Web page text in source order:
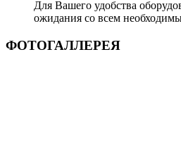
Для Вашего удобства
ожидания со всем
ФОТОГАЛЛЕРЕЯ